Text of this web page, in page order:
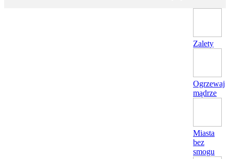
Zalety
Ogrzewaj
mądrze
Miasta
bez
smogu